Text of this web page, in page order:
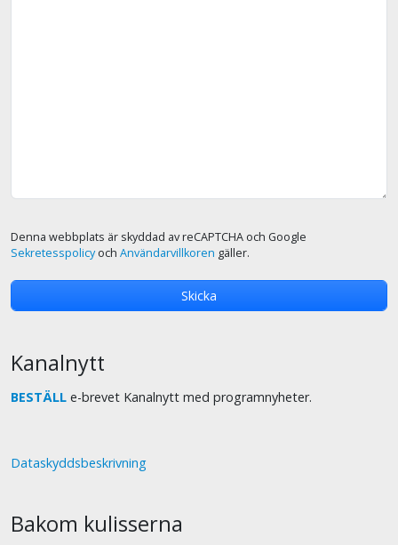
Denna webbplats är skyddad av reCAPTCHA och Google
Sekretesspolicyoch Användarvillkoren gäller.
Kanalnytt
BESTÄLL e-brevet Kanalnytt med programnyheter.
Dataskyddsbeskrivning
Bakom kulisserna